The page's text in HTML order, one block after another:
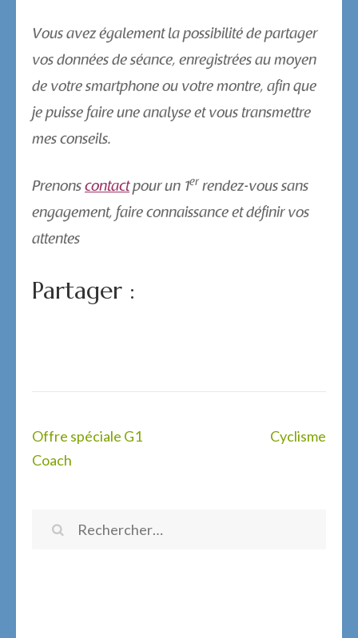
Vous avez également la possibilité de partager
vos données de séance, enregistrées au moyen
de votre smartphone ou votre montre, afin que
je puisse faire une analyse et vous transmettre
mes conseils.
Prenons contact pour un 1er rendez-vous sans
engagement, faire connaissance et définir vos
attentes
Partager :
Navigation
de
Offre spéciale G1
Coach
Cyclisme
Rechercher :